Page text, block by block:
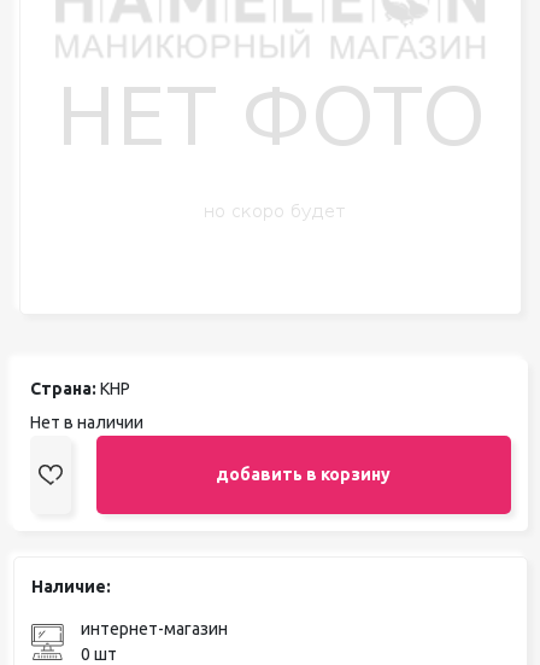
Страна: КНР
Нет в наличии
добавить в корзину
Наличие:
интернет-магазин
0 шт